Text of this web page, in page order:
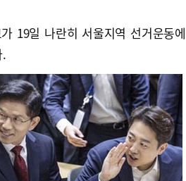
19일 나란히 서울지역 선거운동에
.